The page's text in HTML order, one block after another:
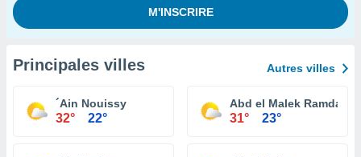
Principales villes Autres villes
´Ain Nouissy
32° 22°
Abd el Malek Ramdane
31° 23°